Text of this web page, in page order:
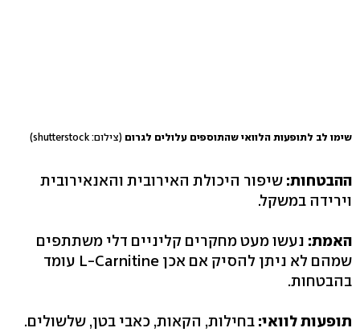
שימו לב לתופעות הלוואי שהתוספים עלולים לגרום (צילום: shutterstock)
ההבטחות: שיפור היכולת האירובית והאנאירובית
וירידה במשקל.
האמת: נעשו מעט מחקרים קליניים דלי משתתפים
שמהם לא ניתן להסיק אם אכן L-Carnitine עומד
בהבטחות.
תופעות לוואי: בחילות, הקאות, כאבי בטן, שלשולים.